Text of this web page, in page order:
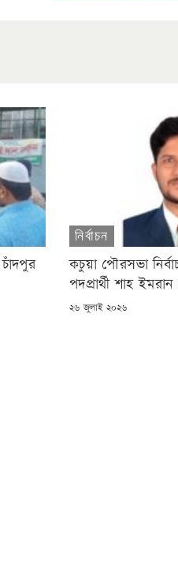
নির্বাচন
কচুয়া পৌরসভা
পদপ্রার্থী শাহ
POSTED
২৬ জুলাই ২০২৬